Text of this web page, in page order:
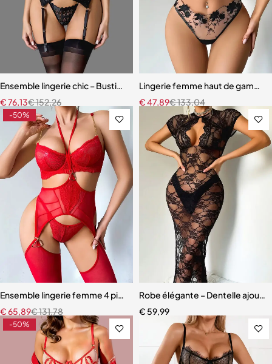
Ensemble lingerie chic – Bustier sculptant avec porte-jarretelles et
€152,26
€76,13
Lingerie femme haut de
€133,04
€47,89
-50%
Ensemble lingerie femme 4 pièces – Dentelle rouge avec chaînes
€131,78
€65,89
Robe élégante – Dentelle
€ 59,99
-50%